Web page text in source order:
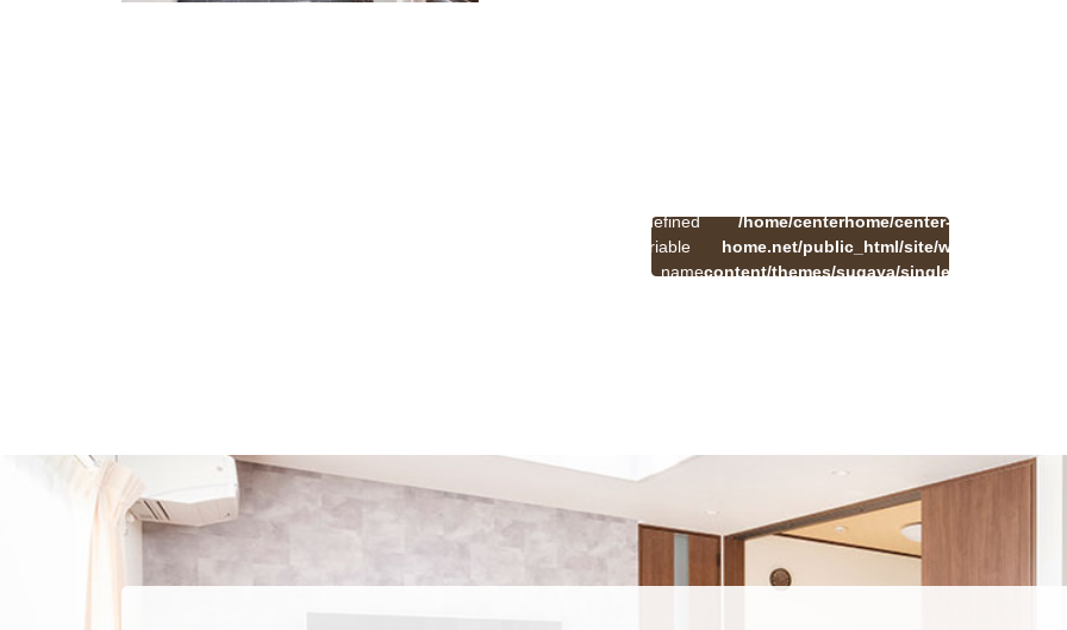
Undefined
variable
$cat_name
/home/centerhome/center-
home.net/public_html/site/wp-
content/themes/sugaya/single.php